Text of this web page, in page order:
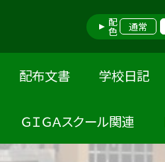
配色 通常
配布文書 学校日記
ＧＩＧＡスクール関連